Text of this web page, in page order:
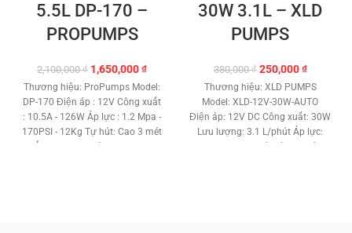
5.5L DP-170 –
PROPUMPS
2,100,000₫ Giá
gốc
là:
2,100,000 ₫.
1,650,000₫Giá
hiện
tại
1,650,000 ₫.
Thương hiệu: ProPumps Model:
DP-170 Điện áp : 12V Công xuất
: 10.5A - 126W Áp lực : 1.2 Mpa -
170PSI - 12Kg Tự hút: Cao 3 mét
30W 3.1L – XLD
PUMPS
380,000₫ Giá
gốc
là:
380,000 ₫.
250,000₫Giá
hiện
tại
là:
250,000
Thương hiệu: XLD PUMPS
Model: XLD-12V-30W-AUTO
Điện áp: 12V DC Công xuất: 30W
Lưu lượng: 3.1 L/phút Áp lực: